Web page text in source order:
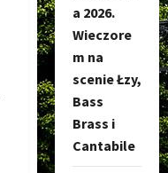
a 2026.
Wieczore
m na
scenie Łzy,
Bass
Brass i
Cantabile